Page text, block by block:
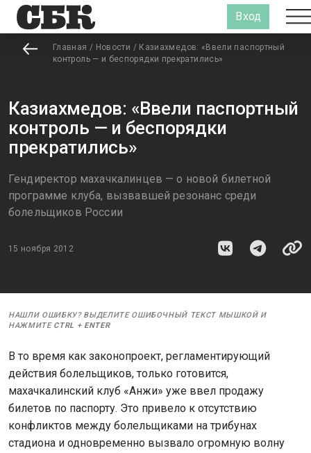
Вход
Главная / Новости / Казиахмедов: «Ввели паспортный
контроль — и беспорядки прекратились»
Казиахмедов: «Ввели паспортный
контроль — и беспорядки
прекратились»
Гендиректор махачкалинцев — о новой билетной
программе клуба, вызвавшей резонанс среди
болельщиков России
15 ноября 2012
НАШЛИ ОШИБКУ? ВЫДЕЛИТЕ ОШИБОЧНЫЙ ТЕКСТ МЫШКОЙ И
НАЖМИТЕ CTRL + ENTER
В то время как законопроект, регламентирующий
действия болельщиков, только готовится,
махачкалинский клуб «Анжи» уже ввел продажу
билетов по паспорту. Это привело к отсутствию
конфликтов между болельщиками на трибунах
стадиона и одновременно вызвало огромную волну